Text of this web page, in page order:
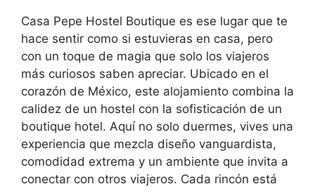
Casa Pepe Hostel Boutique es ese lugar que te
hace sentir como si estuvieras en casa, pero
con un toque de magia que solo los viajeros
más curiosos saben apreciar. Ubicado en el
corazón de México, este alojamiento combina la
calidez de un hostel con la sofisticación de un
boutique hotel. Aquí no solo duermes, vives una
experiencia que mezcla diseño vanguardista,
comodidad extrema y un ambiente que invita a
conectar con otros viajeros. Cada rincón está